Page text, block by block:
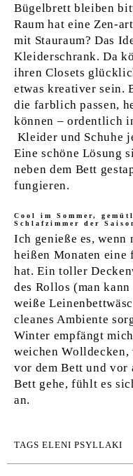
Bügelbrett bleiben
Raum hat eine Zen-
mit Stauraum? Das
Kleiderschrank. Da
ihren Closets
etwas kreativer sein.
die farblich passen,
können – ordentlich
Kleider und Schuhe
Eine schöne Lösung
neben dem Bett
fungieren.
Cool im Sommer,
Schlafzimmer der
Ich genieße es, wenn
heißen Monaten eine
hat. Ein toller
des Rollos (man
weiße
cleanes Ambiente
Winter empfängt
weichen Wolldecken,
vor dem Bett und vor
Bett gehe, fühlt es
an.
TAGS ELENI PSYLLAKI